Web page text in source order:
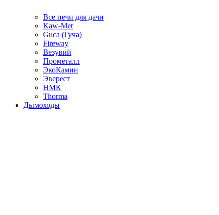
Все печи для дачи
Kaw-Met
Guca (Гуча)
Fireway
Везувий
Прометалл
ЭкоКамин
Эверест
НМК
Thorma
Дымоходы